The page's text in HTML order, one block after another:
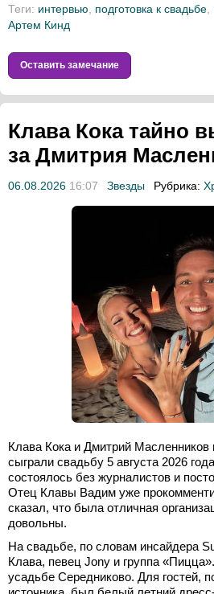
Теги: интервью подготовка к свадьбе
Артем Кинд
Оставить замечание
Клава Кока тайно
за Дмитрия
06.08.2026 16:07 Звезды Рубрика:
Клава Кока и Дмитрий Масленников
сыграли свадьбу 5 августа 2026
состоялось без журналистов и
Отец Клавы Вадим уже
сказал, что была отличная
довольны.
На свадьбе, по словам инсайдера
Клава, певец Jony и группа
усадьбе Середниково. Для гостей,